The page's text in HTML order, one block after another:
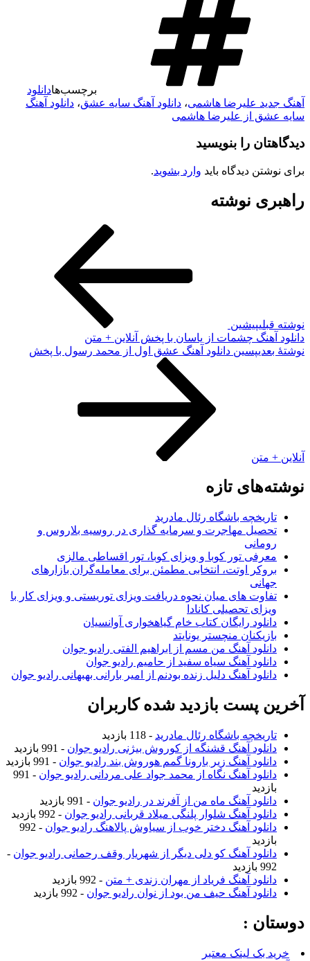
برچسب‌هادانلود
آهنگ جدید علیرضا هاشمی، دانلود آهنگ سایه عشق، دانلود آهنگ
سایه عشق از علیرضا هاشمی
دیدگاهتان را بنویسید
برای نوشتن دیدگاه باید وارد بشوید.
راهبری نوشته
نوشته قبلیپیشین
دانلود آهنگ چشمات از یاسان با پخش آنلاین + متن
نوشته‌ٔ بعدیپسین دانلود آهنگ عشق اول از محمد رسول با پخش
آنلاین + متن
نوشته‌های تازه
تاریخچه باشگاه رئال مادرید
تحصیل مهاجرت و سرمایه گذاری در روسیه بلاروس و
رومانی
معرفی تور کوبا و ویزای کوبا، تور اقساطی مالزی
بروکر اوتت، انتخابی مطمئن برای معامله‌گران بازارهای
جهانی
تفاوت های میان نحوه دریافت ویزای توریستی و ویزای کار با
ویزای تحصیلی کانادا
دانلود رایگان کتاب خام گیاهخواری آوانسیان
بازیکنان منچستر یونایتد
دانلود آهنگ من مسم از ابراهیم الفتی رادیو جوان
دانلود آهنگ سیاه سفید از حامیم رادیو جوان
دانلود آهنگ دلیل زنده بودنم از امیر بارانی بهبهانی رادیو جوان
آخرین پست بازدید شده کاربران
تاریخچه باشگاه رئال مادرید - 118 بازدید
دانلود آهنگ قشنگه از کوروش بیژنی رادیو جوان - 991 بازدید
دانلود آهنگ زیر بارونا گمم هوروش بند رادیو جوان - 991 بازدید
دانلود آهنگ نگاه از محمد جواد علی مردانی رادیو جوان
- 991
بازدید
دانلود آهنگ ماه من از آفرند در رادیو جوان - 991 بازدید
دانلود آهنگ شلوار پلنگی میلاد قربانی رادیو جوان - 992 بازدید
دانلود آهنگ دختر خوب از سیاوش پالاهنگ رادیو جوان
- 992
بازدید
دانلود آهنگ کو دلی دیگر از شهریار وقف رحمانی رادیو جوان -
992 بازدید
دانلود آهنگ فریاد از مهران زندی + متن - 992 بازدید
دانلود آهنگ حیف من بود از نوان رادیو جوان - 992 بازدید
دوستان :
خرید بک لینک معتبر